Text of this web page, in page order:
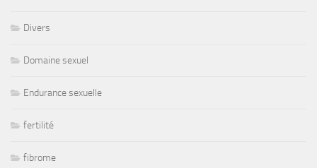
Divers
Domaine sexuel
Endurance sexuelle
fertilité
fibrome